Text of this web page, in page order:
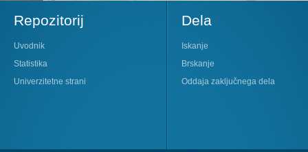
Repozitorij
Uvodnik
Statistika
Univerzitetne strani
Dela
Iskanje
Brskanje
Oddaja zaključnega dela